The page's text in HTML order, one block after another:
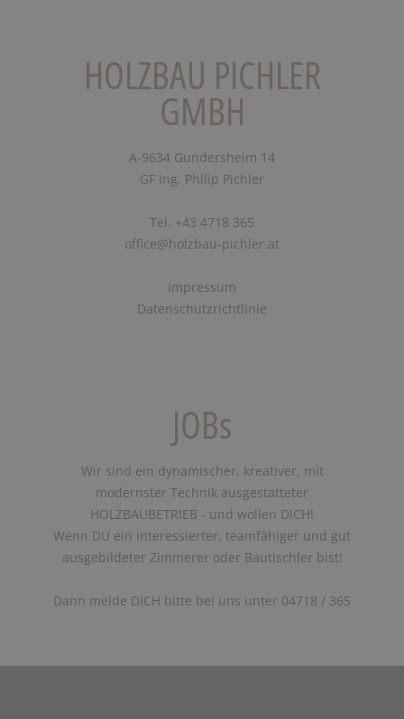
HOLZBAU PICHLER
GMBH
A-9634 Gundersheim 14
GF Ing. Philip Pichler
Tel. +43 4718 365
office@holzbau-pichler.at
Impressum
Datenschutzrichtlinie
JOBs
Wir sind ein dynamischer, kreativer, mit
modernster Technik ausgestatteter
HOLZBAUBETRIEB - und wollen DICH!
Wenn DU ein interessierter, teamfähiger und gut
ausgebildeter Zimmerer oder Bautischler bist!
Dann melde DICH bitte bei uns unter 04718 / 365